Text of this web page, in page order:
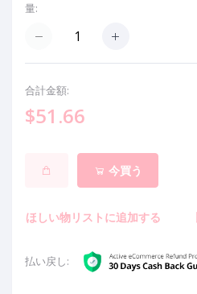
量:
合計金額:
$51.66
今買う
ほしい物リストに追加する
払い戻し: